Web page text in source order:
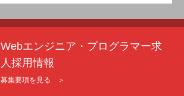
Webエンジニア・プログラマー求
人採用情報
募集要項を見る ＞